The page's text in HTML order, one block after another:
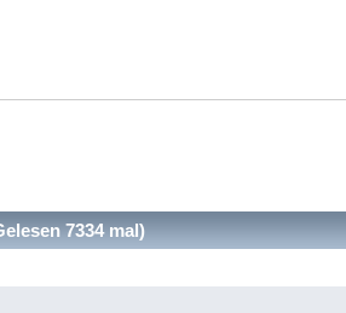
7334 mal)